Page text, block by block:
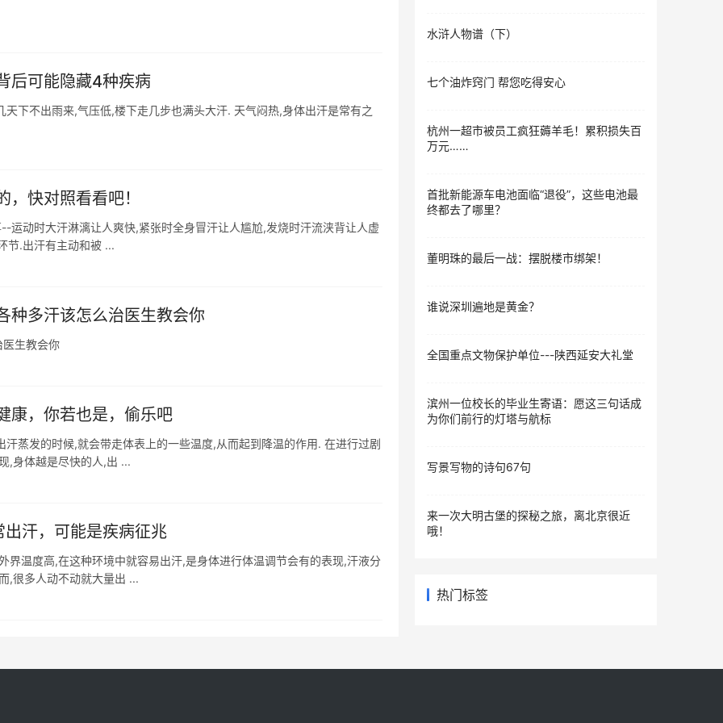
后可能隐藏4种疾病
下不出雨来,气压低,楼下走几步也满头大汗. 天气闷热,身体出汗是常有之
快对照看看吧！
运动时大汗淋漓让人爽快,紧张时全身冒汗让人尴尬,发烧时汗流浃背让人虚
节.出汗有主动和被 ...
种多汗该怎么治医生教会你
生教会你
康，你若也是，偷乐吧
蒸发的时候,就会带走体表上的一些温度,从而起到降温的作用. 在进行过剧
,身体越是尽快的人,出 ...
汗，可能是疾病征兆
界温度高,在这种环境中就容易出汗,是身体进行体温调节会有的表现,汗液分
,很多人动不动就大量出 ...
水浒人物谱（下）
七个油炸窍门 帮您吃得安心
杭州一超市被员工疯狂薅羊毛！累积损失百
万元……
首批新能源车电池面临“退役”，这些电池最
终都去了哪里？
董明珠的最后一战：摆脱楼市绑架！
谁说深圳遍地是黄金？
全国重点文物保护单位---陕西延安大礼堂
滨州一位校长的毕业生寄语：愿这三句话成
为你们前行的灯塔与航标
写景写物的诗句67句
来一次大明古堡的探秘之旅，离北京很近
哦！
热门标签